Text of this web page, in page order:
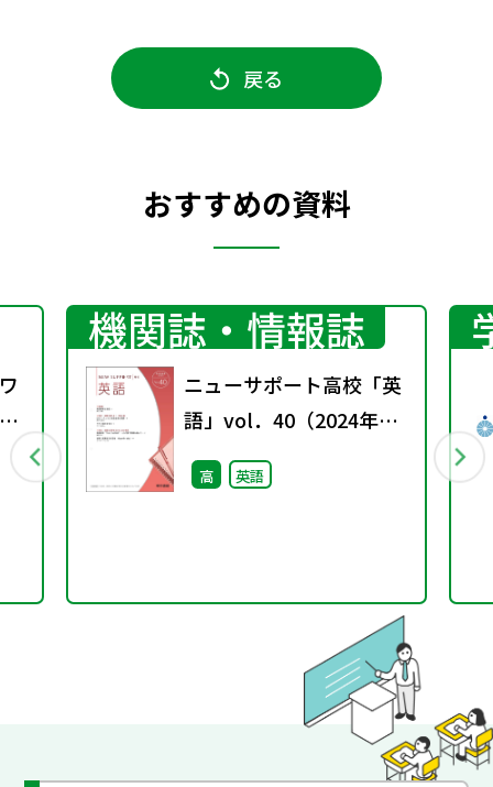
戻る
おすすめの資料
機関誌・情報誌
ニューサポート高校「英
語」vol．40（2024年秋
号）
高 英語